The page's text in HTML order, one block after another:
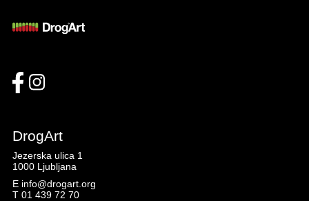
DrogArt
Jezerska ulica 1
1000 Ljubljana
E info@drogart.org
T 01 439 72 70